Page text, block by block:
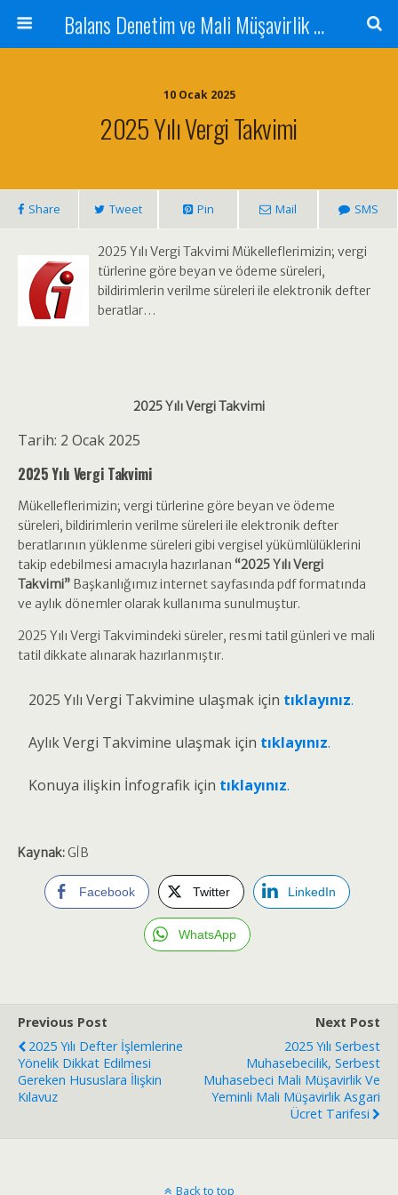
Balans Denetim ve Mali Müşavirlik Hizmetleri
10 Ocak 2025
2025 Yılı Vergi Takvimi
Share Tweet Pin Mail SMS
2025 Yılı Vergi Takvimi Mükelleflerimizin; vergi
türlerine göre beyan ve ödeme süreleri,
bildirimlerin verilme süreleri ile elektronik defter
beratlar…
2025 Yılı Vergi Takvimi
Tarih: 2 Ocak 2025
2025 Yılı Vergi Takvimi
Mükelleflerimizin; vergi türlerine göre beyan ve ödeme
süreleri, bildirimlerin verilme süreleri ile elektronik defter
beratlarının yüklenme süreleri gibi vergisel yükümlülüklerini
takip edebilmesi amacıyla hazırlanan “2025 Yılı Vergi
Takvimi” Başkanlığımız internet sayfasında pdf formatında
ve aylık dönemler olarak kullanıma sunulmuştur.
2025 Yılı Vergi Takvimindeki süreler, resmi tatil günleri ve mali
tatil dikkate alınarak hazırlanmıştır.
2025 Yılı Vergi Takvimine ulaşmak için tıklayınız.
Aylık Vergi Takvimine ulaşmak için tıklayınız.
Konuya ilişkin İnfografik için tıklayınız.
Kaynak:GİB
Facebook Twitter LinkedIn
WhatsApp
Previous Post
2025 Yılı Defter İşlemlerine
Yönelik Dikkat Edilmesi
Gereken Hususlara İlişkin
Kılavuz
Next Post
2025 Yılı Serbest
Muhasebecilik, Serbest
Muhasebeci Mali Müşavirlik Ve
Yeminli Mali Müşavirlik Asgari
Ücret Tarifesi
Back to top